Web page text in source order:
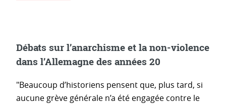
Débats sur l’anarchisme et la non-violence
dans l’Allemagne des années 20
"Beaucoup d’historiens pensent que, plus tard, si
aucune grève générale n’a été engagée contre le